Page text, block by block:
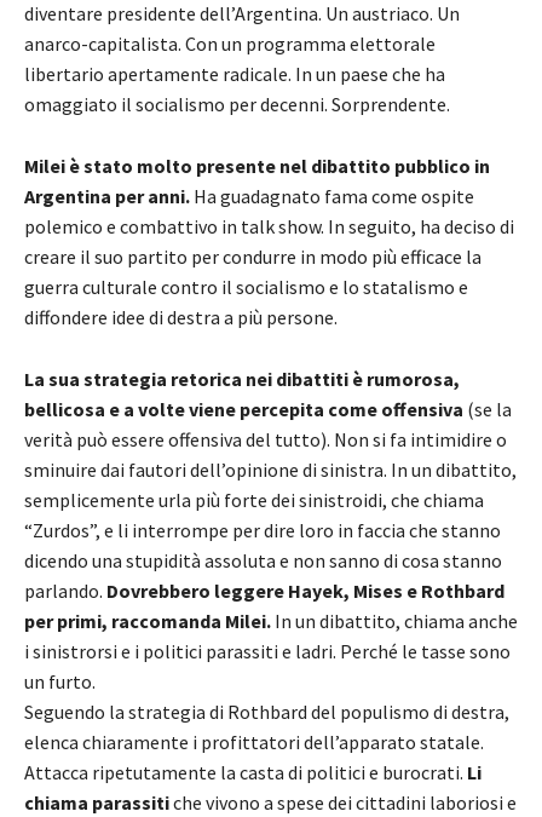
diventare presidente dell’Argentina. Un austriaco. Un
anarco-capitalista. Con un programma elettorale
libertario apertamente radicale. In un paese che ha
omaggiato il socialismo per decenni. Sorprendente.
Milei è stato molto presente nel dibattito pubblico in
Argentina per anni. Ha guadagnato fama come ospite
polemico e combattivo in talk show. In seguito, ha deciso di
creare il suo partito per condurre in modo più efficace la
guerra culturale contro il socialismo e lo statalismo e
diffondere idee di destra a più persone.
La sua strategia retorica nei dibattiti è rumorosa,
bellicosa e a volte viene percepita come offensiva (se la
verità può essere offensiva del tutto). Non si fa intimidire o
sminuire dai fautori dell’opinione di sinistra. In un dibattito,
semplicemente urla più forte dei sinistroidi, che chiama
“Zurdos”, e li interrompe per dire loro in faccia che stanno
dicendo una stupidità assoluta e non sanno di cosa stanno
parlando. Dovrebbero leggere Hayek, Mises e Rothbard
per primi, raccomanda Milei. In un dibattito, chiama anche
i sinistrorsi e i politici parassiti e ladri. Perché le tasse sono
un furto.
Seguendo la strategia di Rothbard del populismo di destra,
elenca chiaramente i profittatori dell’apparato statale.
Attacca ripetutamente la casta di politici e burocrati. Li
chiama parassitiche vivono a spese dei cittadini laboriosi e